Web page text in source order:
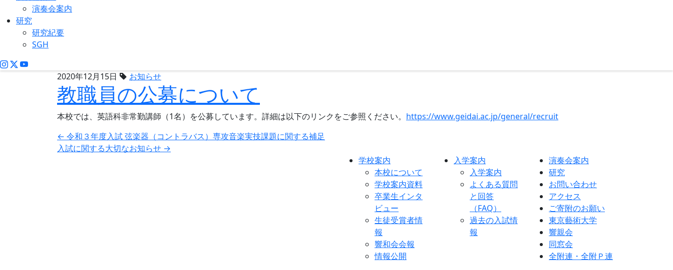
演奏会案内
研究
研究紀要
SGH
2020年12月15日 お知らせ
教職員の公募について
本校では、英語科非常勤講師（1名）を公募しています。詳細は以下のリンクをご参照ください。 https://www.geidai.ac.jp/general/recruit
投
稿
← 令和３年度入試 弦楽器（コントラバス）専攻音楽実技課題に関する補足
入試に関する大切なお知らせ →
学校案内
本校について
学校案内資料
卒業生インタ
ビュー
生徒受賞者情
報
響和会会報
情報公開
入学案内
入学案内
よくある質問
と回答
（FAQ）
過去の入試情
報
演奏会案内
研究
お問い合わせ
アクセス
ご寄附のお願い
東京藝術大学
響親会
同窓会
全附連・全附Ｐ連